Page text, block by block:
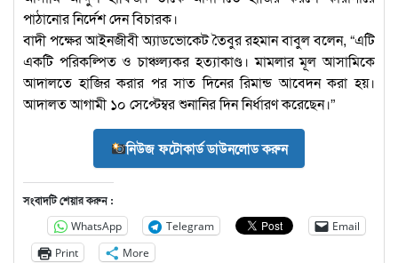
পাঠানোর নির্দেশ দেন বিচারক।
বাদী পক্ষের আইনজীবী অ্যাডভোকেট তৈবুর রহমান বাবুল বলেন, “এটি
একটি পরিকল্পিত ও চাঞ্চল্যকর হত্যাকাণ্ড। মামলার মূল আসামিকে
আদালতে হাজির করার পর সাত দিনের রিমান্ড আবেদন করা হয়।
আদালত আগামী ১০ সেপ্টেম্বর শুনানির দিন নির্ধারণ করেছেন।”
নিউজ ফটোকার্ড ডাউনলোড করুন
সংবাদটি শেয়ার করুন :
WhatsApp Telegram
Email
Print
More